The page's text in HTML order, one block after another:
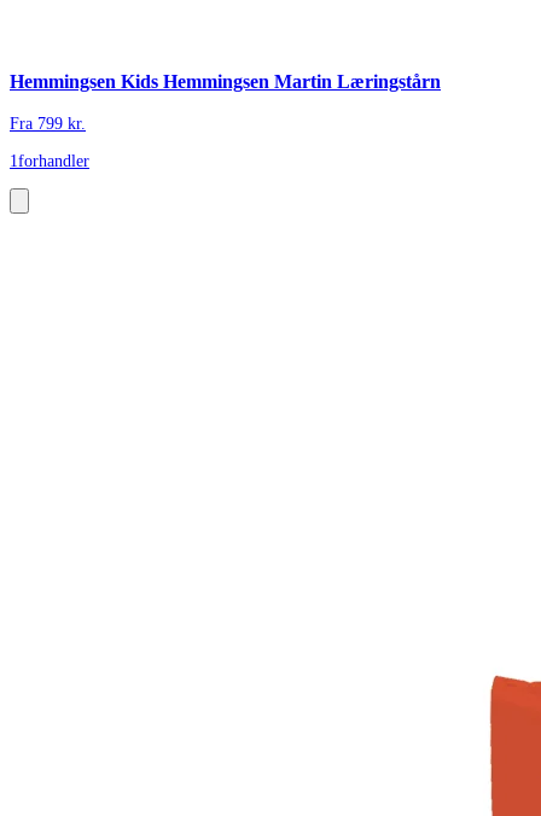
Hemmingsen Kids Hemmingsen Martin Læringstårn
Fra 799 kr.
1forhandler